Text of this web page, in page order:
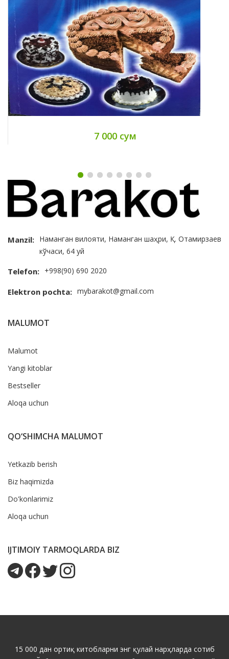
7 000 сум
Manzil: Наманган вилояти, Наманган шаҳри, Қ. Отамирзаев
кўчаси, 64 уй
Telefon: +998(90) 690 2020
Elektron pochta: mybarakot@gmail.com
MALUMOT
Malumot
Yangi kitoblar
Bestseller
Aloqa uchun
QO‘SHIMCHA MALUMOT
Yetkazib berish
Biz haqimizda
Do'konlarimiz
Aloqa uchun
IJTIMOIY TARMOQLARDA BIZ
15 000 дан ортиқ китобларни энг қулай нарҳларда сотиб